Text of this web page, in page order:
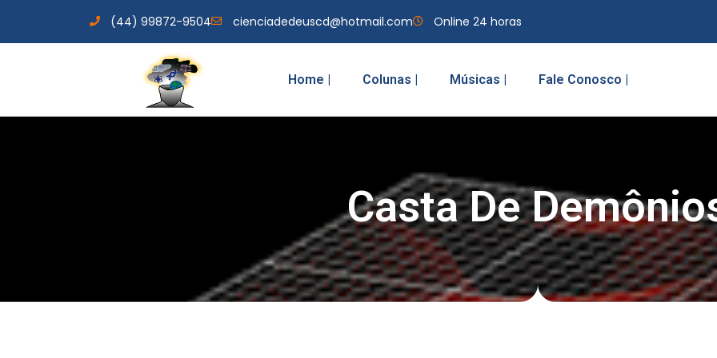
(44) 99872-9504 cienciadedeuscd@hotmail.com Online 24 horas
Home | Colunas | Músicas | Fale Conosco |
Casta De